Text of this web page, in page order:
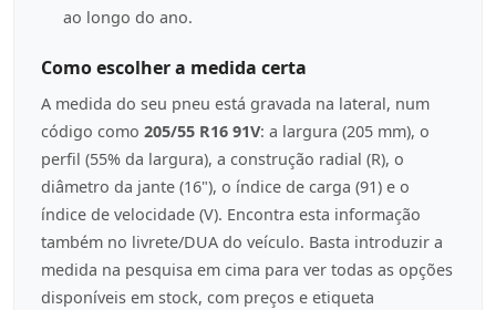
ao longo do ano.
Como escolher a medida certa
A medida do seu pneu está gravada na lateral, num
código como 205/55 R16 91V: a largura (205 mm), o
perfil (55% da largura), a construção radial (R), o
diâmetro da jante (16"), o índice de carga (91) e o
índice de velocidade (V). Encontra esta informação
também no livrete/DUA do veículo. Basta introduzir a
medida na pesquisa em cima para ver todas as opções
disponíveis em stock, com preços e etiqueta